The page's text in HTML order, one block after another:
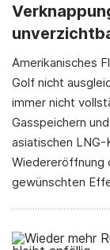
Amerikanisches
Golf nicht
immer nicht
Gasspeichern
asiatischen
Wiedereröffnung
gewünschten